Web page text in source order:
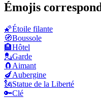
Émojis
🌠Étoile filante
🧭Boussole
🏨Hôtel
💂Garde
🧲 Aimant
🍆Aubergine
🗽Statue de la Liberté
🔑Clé